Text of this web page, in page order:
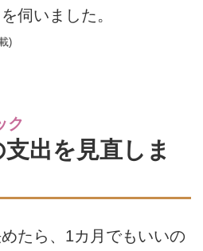
伺いました。
)
ク
出を見直しま
たら、1カ月でもいいの